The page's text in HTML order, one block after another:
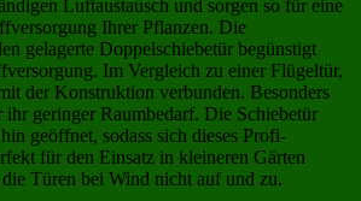
Luftaustausch und sorgen so für eine
Ihrer Pflanzen. Die
gelagerte Doppelschiebetür begünstigt
Im Vergleich zu einer Flügeltür,
der Konstruktion verbunden. Besonders
ihr geringer Raumbedarf. Die Schiebetür
geöffnet, sodass sich dieses Profi-
für den Einsatz in kleineren Gärten
Türen bei Wind nicht auf und zu.